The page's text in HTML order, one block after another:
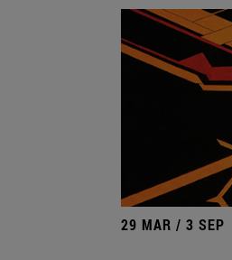
29 MAR / 3 SEP